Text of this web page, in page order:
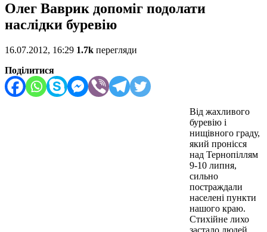
Олег Ваврик допоміг подолати
наслідки буревію
16.07.2012, 16:29 1.7k перегляди
Поділитися
Від жахливого
буревію і
нищівного граду,
який пронісся
над Тернопіллям
9-10 липня,
сильно
постраждали
населені пункти
нашого краю.
Стихійне лихо